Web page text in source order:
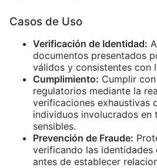
Casos de Uso
Verificación de Identidad:
documentos presentados
válidos y consistentes con
Cumplimiento: Cumplir
regulatorios mediante la
verificaciones exhaustivas
individuos involucrados en
sensibles.
Prevención de Fraude:
verificando las identidades
antes de establecer